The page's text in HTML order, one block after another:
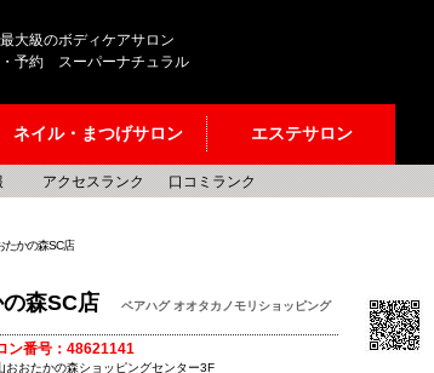
大級のボディケアサロン
予約 スーパーナチュラル
ネイル・まつげサロン エステサロン
アクセスランク 口コミランク
たかの森SC店
の森SC店
ベアハグ オオタカノモリショッピング
番号：48621141
おたかの森ショッピングセンター3F